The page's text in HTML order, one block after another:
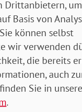
die anderen
Drittanbietern,
Basis von
können selbst
wir verwenden
die bereits
auch
Sie in
.